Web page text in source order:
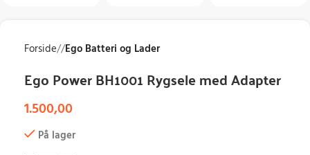
Forside/ Ego Batteri og Lader
Ego Power BH1001 Rygsele med Adapter
1.500,00
På lager